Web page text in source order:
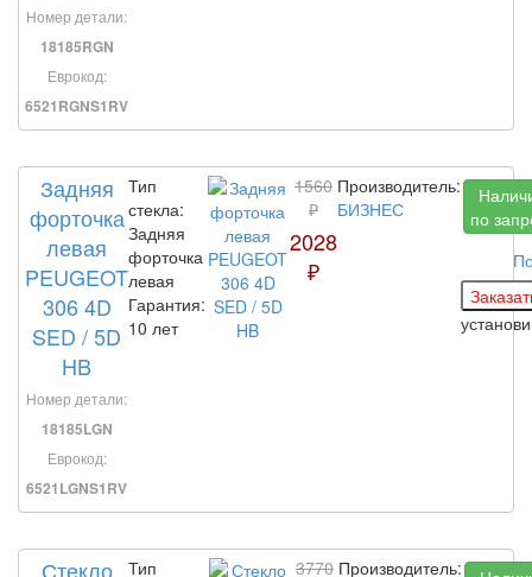
Номер детали:
18185RGN
Еврокод:
6521RGNS1RV
Задняя
форточка
левая
PEUGEOT
306 4D
SED / 5D
HB
Номер детали:
18185LGN
Еврокод:
6521LGNS1RV
Тип
стекла:
Задняя
форточка
левая
Гарантия:
10 лет
1560
₽
2028
₽
Производитель:
БИЗНЕС
по
Стекло Тип 3770 Производитель: